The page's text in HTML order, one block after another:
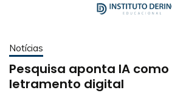
Notícias
Pesquisa aponta IA
letramento digital